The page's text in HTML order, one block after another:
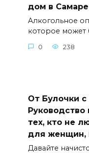
дом в Самаре
Алкогольное
которое может
0 238
От Булочки с
тех, кто не
для женщин,
Давайте